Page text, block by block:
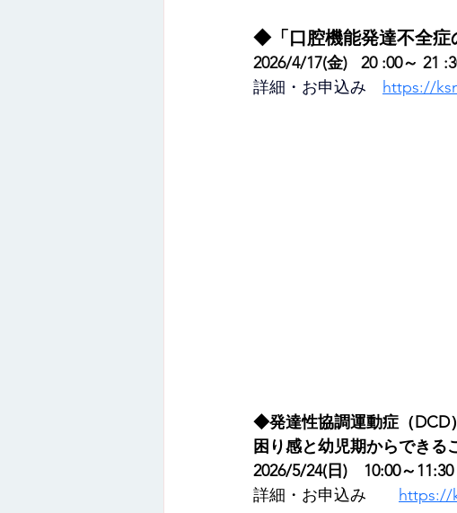
◆「口腔機能発達不全症
2026/4/17(金)   20 :00～ 21
詳細・お申込み https://
◆発達性協調運動症（DCD
困り感と幼児期からできる
2026/5/24(日)　10:00～11:30
詳細・お申込み
https://